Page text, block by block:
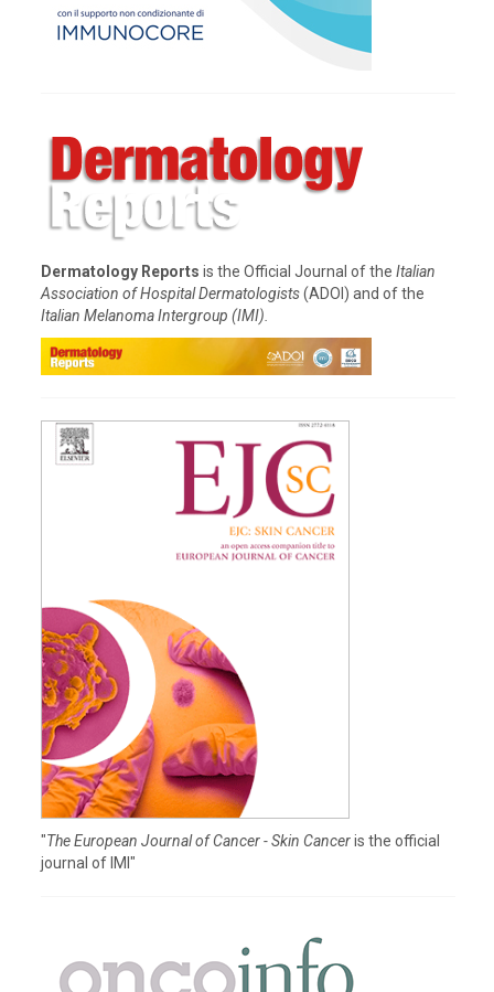
Dermatology Reports is the Official Journal of the Italian
Association of Hospital Dermatologists(ADOI) and of the
Italian Melanoma Intergroup (IMI).
"The European Journal of Cancer - Skin Canceris the official
journal of IMI"